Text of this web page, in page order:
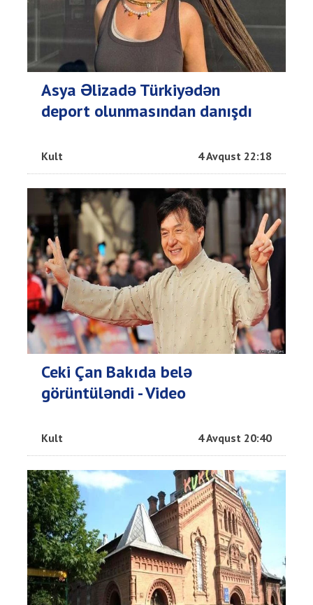
Asya Əlizadə Türkiyədən
deport olunmasından danışdı
Kult 4 Avqust 22:18
Ceki Çan Bakıda belə
görüntüləndi - Video
Kult 4 Avqust 20:40